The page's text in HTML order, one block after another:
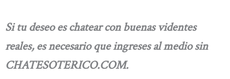
Si tu deseo es chatear con buenas videntes
reales, es necesario que ingreses al medio sin
CHATESOTERICO.COM.